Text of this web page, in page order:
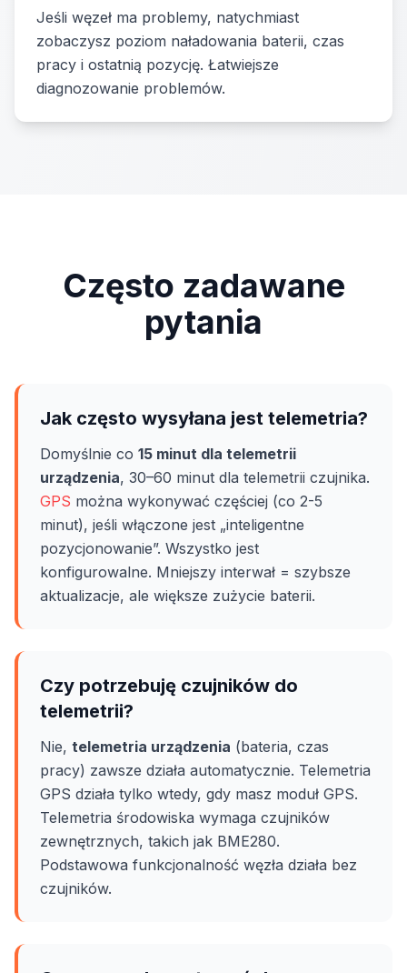
Jeśli węzeł ma problemy, natychmiast
zobaczysz poziom naładowania baterii, czas
pracy i ostatnią pozycję. Łatwiejsze
diagnozowanie problemów.
Często zadawane
pytania
Jak często wysyłana jest telemetria?
Domyślnie co 15 minut dla telemetrii
urządzenia, 30–60 minut dla telemetrii czujnika.
GPS można wykonywać częściej (co 2-5
minut), jeśli włączone jest „inteligentne
pozycjonowanie”. Wszystko jest
konfigurowalne. Mniejszy interwał = szybsze
aktualizacje, ale większe zużycie baterii.
Czy potrzebuję czujników do
telemetrii?
Nie, telemetria urządzenia (bateria, czas
pracy) zawsze działa automatycznie. Telemetria
GPS działa tylko wtedy, gdy masz moduł GPS.
Telemetria środowiska wymaga czujników
zewnętrznych, takich jak BME280.
Podstawowa funkcjonalność węzła działa bez
czujników.